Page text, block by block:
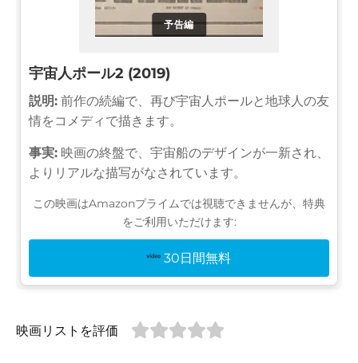
予告編
宇宙人ポール2 (2019)
説明: 前作の続編で、再び宇宙人ポールと地球人の友
情をコメディで描きます。
事実: 映画の終盤で、宇宙船のデザインが一新され、
よりリアルな描写がなされています。
この映画はAmazonプライムでは視聴できませんが、特典
をご利用いただけます:
30日間無料
映画リストを評価